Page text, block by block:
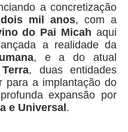
a concretização
dois mil anos, com a
do Pai Micah aqui
a realidade da
, e a do atual
, duas entidades
para a implantação do
expansão por
e Universal.